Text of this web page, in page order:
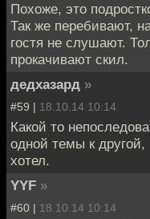
Похоже, это
Так же перебивают,
гостя не слушают.
прокачивают скил.
дедхазард »
#59 | 18.10.14 10:14
Какой то
одной темы к другой,
хотел.
YYF »
#60 | 18.10.14 10:14